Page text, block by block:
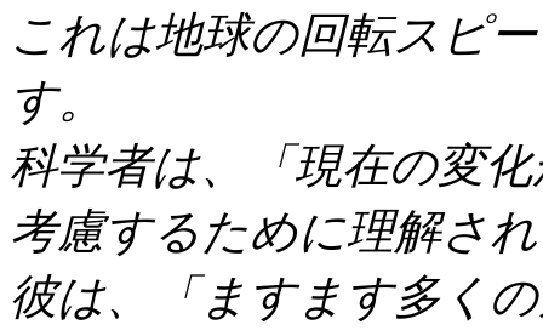
これは地球の回転スピ
す。
科学者は、「現在の変
考慮するために理解さ
彼は、「ますます多く